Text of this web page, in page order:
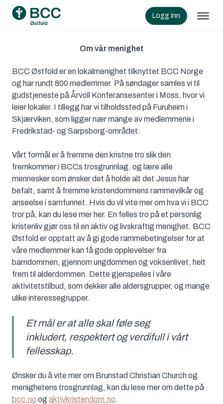
Logg inn
Om vår menighet
BCC Østfold er en lokalmenighet tilknyttet BCC Norge
og har rundt 800 medlemmer. På søndager samles vi til
gudstjeneste på Årvoll Konferansesenter i Moss, hvor vi
leier lokaler. I tillegg har vi tilholdssted på Furuheim i
Skjærviken, som ligger nær mange av medlemmene i
Fredrikstad- og Sarpsborg-området.
Vårt formål er å fremme den kristne tro slik den
fremkommer i BCCs trosgrunnlag, og lære alle
mennesker som ønsker det å holde alt det Jesus har
befalt, samt å fremme kristendommens rammevilkår og
anseelse i samfunnet. Hvis du vil vite mer om hva vi i BCC
tror på, kan du lese mer her. En felles tro på et personlig
kristenliv gjør oss til en aktiv og livskraftig menighet. BCC
Østfold er opptatt av å gi gode rammebetingelser for at
våre medlemmer kan få gode opplevelser fra
barndommen, gjennom ungdommen og voksenlivet, helt
frem til alderdommen. Dette gjenspeiles i våre
aktivitetstilbud, som dekker alle aldersgrupper, og mange
ulike interessegrupper.
Et mål er at alle skal føle seg
inkludert, respektert og verdifull i vårt
fellesskap.
Ønsker du å vite mer om Brunstad Christian Church og
menighetens trosgrunnlag, kan du lese mer om dette på
bcc.no og aktivkristendom.no.